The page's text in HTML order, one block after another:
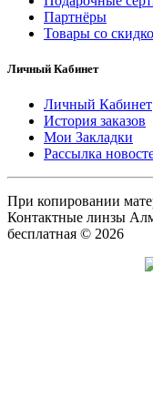
Партнёры
Товары со
Личный Кабинет
Личный Кабинет
История заказов
Мои Закладки
Рассылка
При копировании
Контактные линзы
бесплатная © 2026